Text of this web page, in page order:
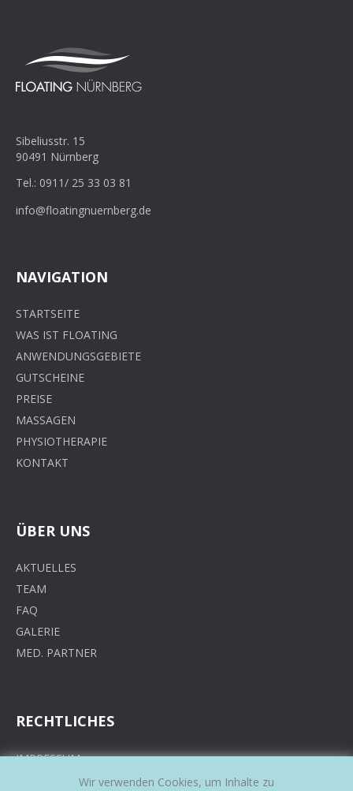
Sibeliusstr. 15
90491 Nürnberg
Tel.: 0911/ 25 33 03 81
info@floatingnuernberg.de
NAVIGATION
STARTSEITE
WAS IST FLOATING
ANWENDUNGSGEBIETE
GUTSCHEINE
PREISE
MASSAGEN
PHYSIOTHERAPIE
KONTAKT
ÜBER UNS
AKTUELLES
TEAM
FAQ
GALERIE
MED. PARTNER
RECHTLICHES
IMPRESSUM
Wir verwenden Cookies, um Inhalte zu